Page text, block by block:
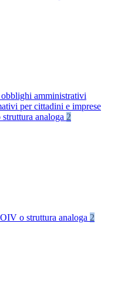
obblighi amministrativi
per cittadini e imprese
analoga 2
o struttura analoga 2